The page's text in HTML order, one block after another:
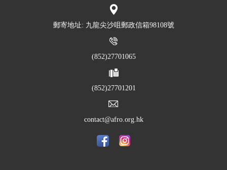
郵寄地址: 九龍尖沙咀郵政信箱98108號
(852)27701065
(852)27701201
contact@afro.org.hk